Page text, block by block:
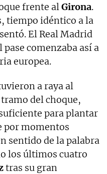
frente alGirona.
tiempo idéntico a la
El Real Madrid
comenzaba así a
europea.
a raya al
del choque,
para plantar
por momentos
sentido de la palabra
los últimos cuatro
tras su gran